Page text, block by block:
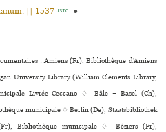
|| 1537 USTC ●
: Amiens (Fr), Bibliothèque d’Amiens
University Library (William Clements Library,
Livrée Ceccano ♢ Bâle = Basel (Ch),
muni­ci­pale ♢ Berlin (De), Staatsbibliothek
Bibliothèque muni­ci­pale ♢ Béziers (Fr),